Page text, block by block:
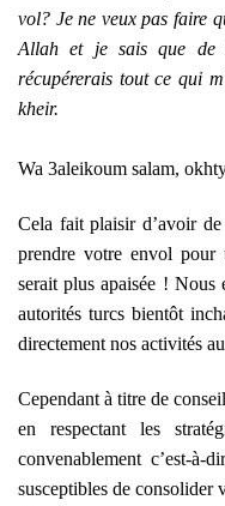
vol? Je ne veux pas faire
Allah et je sais que de
récupérerais tout ce qui
kheir.
Wa 3aleikoum salam,
Cela fait plaisir d’avoir
prendre votre envol pour
serait plus apaisée ! Nous
autorités turcs bientôt
directement nos activités
Cependant à titre de
en respectant les
convenablement c’est-à-
susceptibles de consolider